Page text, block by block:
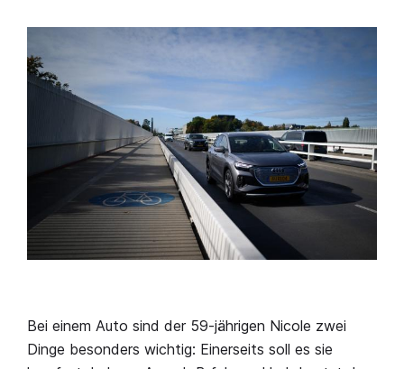
Bei einem Auto sind der 59-jährigen Nicole zwei
Dinge besonders wichtig: Einerseits soll es sie